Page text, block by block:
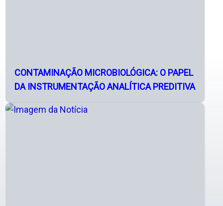
CONTAMINAÇÃO MICROBIOLÓGICA: O PAPEL
DA INSTRUMENTAÇÃO ANALÍTICA PREDITIVA